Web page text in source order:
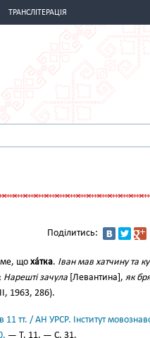
ТРАНСЛІТЕРАЦІЯ
Поділитись:
що ха́тка. Іван мав хатчину та
Нарешті зачула [Левантина], як
1963, 286).
11 тт. / АН УРСР. Інститут
— Т. 11. — С. 31.